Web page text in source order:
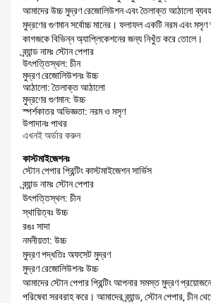
আমাদের উচ্চ মুদ্রণ রেজোলিউশন এবং তৈলাক্ত আঠালো
মুদ্রণের গুণমান সর্বোচ্চ মানের। ফলাফল একটি নরম এবং মসৃণ
কাগজকে বিভিন্ন অ্যাপ্লিকেশনের জন্য নিখুঁত করে তোলে।
ব্র্যান্ড নামঃ স্টোন পেপার
উৎপত্তিস্থল: চীন
মুদ্রণ রেজোলিউশনঃ উচ্চ
আঠালো: তৈলাক্ত আঠালো
মুদ্রণের গুণমান: উচ্চ
স্পর্শকাতর অভিজ্ঞতা: নরম ও মসৃণ
উপাদানঃ পাথর
এখনই অর্ডার করুন
কাস্টমাইজেশনঃ
স্টোন পেপার প্রিন্টিং কাস্টমাইজেশন সার্ভিস
ব্র্যান্ড নামঃ স্টোন পেপার
উৎপত্তিস্থল: চীন
স্থায়িত্বঃ উচ্চ
রঙঃ সাদা
নমনীয়তা: উচ্চ
মুদ্রণ পদ্ধতিঃ অফসেট মুদ্রণ
মুদ্রণ রেজোলিউশনঃ উচ্চ
আমাদের স্টোন পেপার প্রিন্টিং আপনার সমস্ত মুদ্রণ
পরিষেবা সরবরাহ করে। আমাদের ব্র্যান্ড, স্টোন পেপার, চীন